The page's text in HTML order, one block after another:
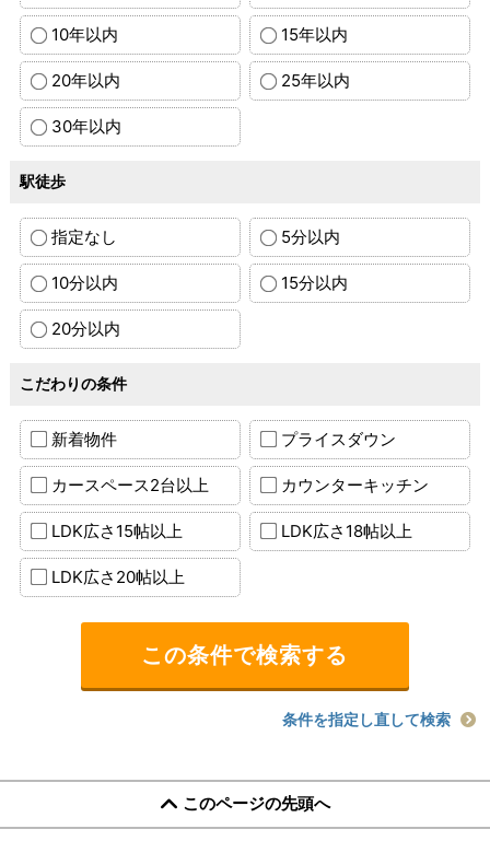
10年以内 15年以内
20年以内 25年以内
30年以内
駅徒歩
指定なし 5分以内
10分以内 15分以内
20分以内
こだわりの条件
新着物件 プライスダウン
カースペース2台以上 カウンターキッチン
LDK広さ15帖以上 LDK広さ18帖以上
LDK広さ20帖以上
条件を指定し直して検索
このページの先頭へ